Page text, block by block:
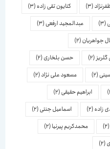
(3) کتایون تقی زاده(3)
عبدالمجید ارفعی(3)
جواهریان(2)
(2) حسن بلخاری(2)
(2) مسعود علی نژاد (2)
ابراهیم حقیقی(2)
(2) اسماعیل جنتی(2)
محمدکریم پیرنیا(2)